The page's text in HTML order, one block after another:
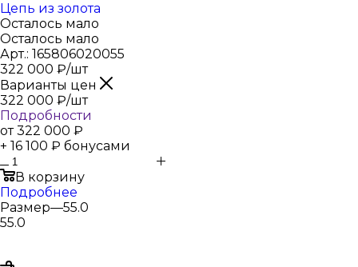
Цепь из золота
Осталось мало
Осталось мало
Арт.: 165806020055
322 000 ₽/шт
Варианты цен
322 000 ₽/шт
Подробности
от322 000 ₽
+ 16 100 ₽ бонусами
В корзину
Подробнее
Размер—55.0
55.0